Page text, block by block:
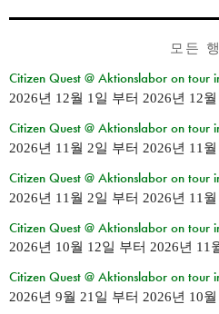
모든
Citizen Quest @ Aktionslabor on tour
2026년 12월 1일 부터 2026년 12
Citizen Quest @ Aktionslabor on tour
2026년 11월 2일 부터 2026년 11
Citizen Quest @ Aktionslabor on tour
2026년 11월 2일 부터 2026년 11
Citizen Quest @ Aktionslabor on tour
2026년 10월 12일 부터 2026년 11
Citizen Quest @ Aktionslabor on tour
2026년 9월 21일 부터 2026년 10